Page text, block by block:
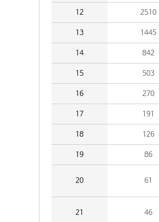
12 2510
13 1445
14 842
15 503
16 270
17 191
18 126
19 86
20 61
21 46